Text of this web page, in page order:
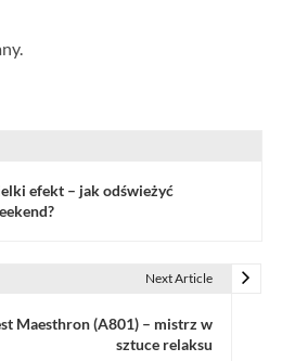
efekt – jak odświeżyć
Next Article
Maesthron (A801) – mistrz w
sztuce relaksu